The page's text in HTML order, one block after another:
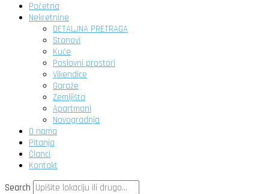
Početna
Nekretnine
DETALJNA PRETRAGA
Stanovi
Kuće
Poslovni prostori
Vikendice
Garaže
Zemljišta
Apartmani
Novogradnja
O nama
Pitanja
Članci
Kontakt
Search